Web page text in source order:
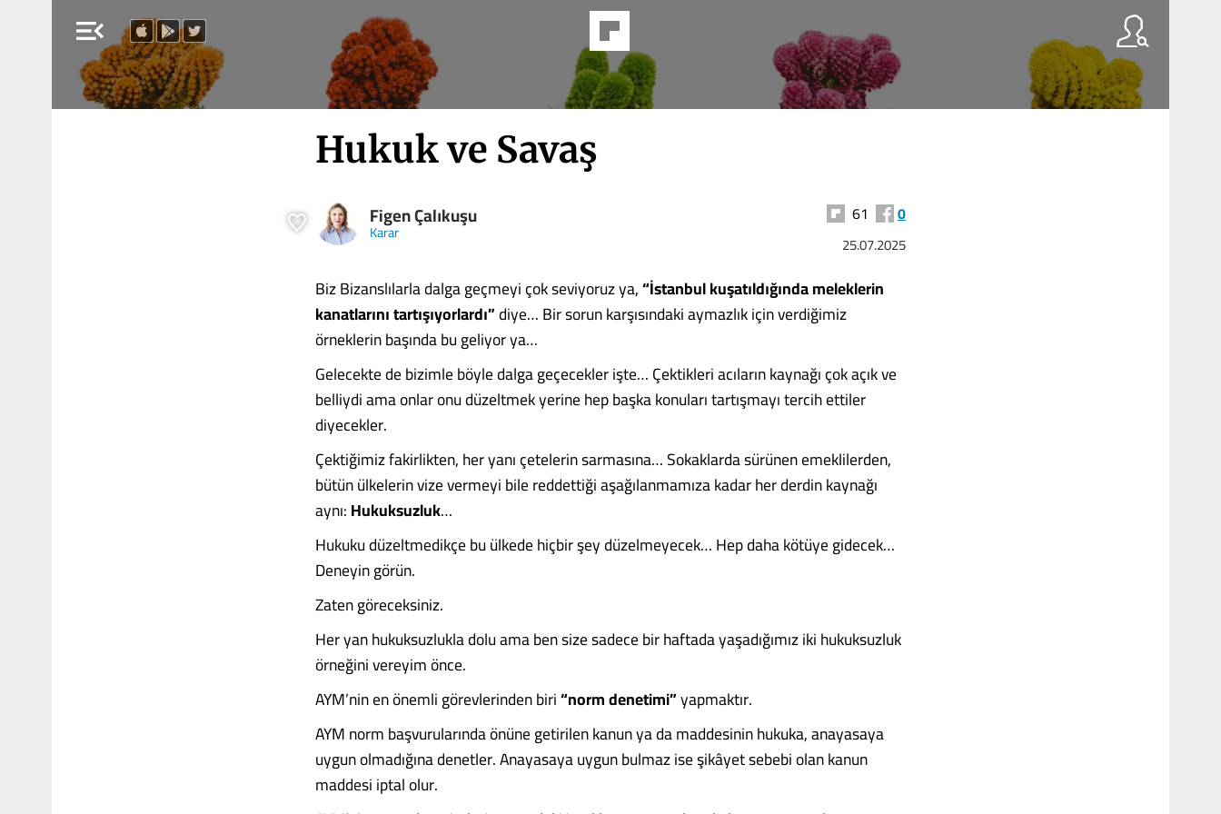
menu_open
Hukuk ve Savaş
Figen Çalıkuşu
Karar
61 0
25.07.2025
Biz Bizanslılarla dalga geçmeyi çok seviyoruz ya,“İstanbul kuşatıldığında meleklerin
kanatlarını tartışıyorlardı”diye… Bir sorun karşısındaki aymazlık için verdiğimiz
örneklerin başında bu geliyor ya…
Gelecekte de bizimle böyle dalga geçecekler işte… Çektikleri acıların kaynağı çok açık ve
belliydi ama onlar onu düzeltmek yerine hep başka konuları tartışmayı tercih ettiler
diyecekler.
Çektiğimiz fakirlikten, her yanı çetelerin sarmasına… Sokaklarda sürünen emeklilerden,
bütün ülkelerin vize vermeyi bile reddettiği aşağılanmamıza kadar her derdin kaynağı
aynı:Hukuksuzluk…
Hukuku düzeltmedikçe bu ülkede hiçbir şey düzelmeyecek… Hep daha kötüye gidecek…
Deneyin görün.
Zaten göreceksiniz.
Her yan hukuksuzlukla dolu ama ben size sadece bir haftada yaşadığımız iki hukuksuzluk
örneğini vereyim önce.
AYM’nin en önemli görevlerinden biri“norm denetimi”yapmaktır.
AYM norm başvurularında önüne getirilen kanun ya da maddesinin hukuka, anayasaya
uygun olmadığına denetler. Anayasaya uygun bulmaz ise şikâyet sebebi olan kanun
maddesi iptal olur.